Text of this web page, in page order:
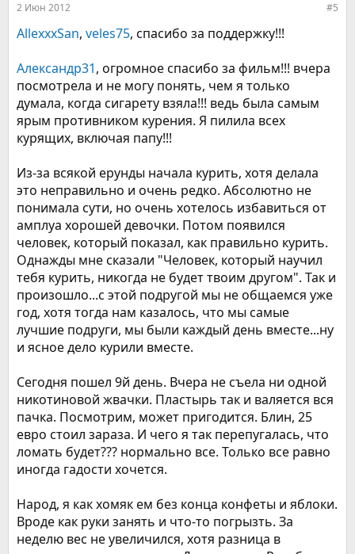
2 Июн 2012 #5
AllexxxSan, veles75, спасибо за поддержку!!!
Александр31, огромное спасибо за фильм!!! вчера
посмотрела и не могу понять, чем я только
думала, когда сигарету взяла!!! ведь была самым
ярым противником курения. Я пилила всех
курящих, включая папу!!!
Из-за всякой ерунды начала курить, хотя делала
это неправильно и очень редко. Абсолютно не
понимала сути, но очень хотелось избавиться от
амплуа хорошей девочки. Потом появился
человек, который показал, как правильно курить.
Однажды мне сказали "Человек, который научил
тебя курить, никогда не будет твоим другом". Так и
произошло...с этой подругой мы не общаемся уже
год, хотя тогда нам казалось, что мы самые
лучшие подруги, мы были каждый день вместе...ну
и ясное дело курили вместе.
Сегодня пошел 9й день. Вчера не съела ни одной
никотиновой жвачки. Пластырь так и валяется вся
пачка. Посмотрим, может пригодится. Блин, 25
евро стоил зараза. И чего я так перепугалась, что
ломать будет??? нормально все. Только все равно
иногда гадости хочется.
Народ, я как хомяк ем без конца конфеты и яблоки.
Вроде как руки занять и что-то погрызть. За
неделю вес не увеличился, хотя разница в